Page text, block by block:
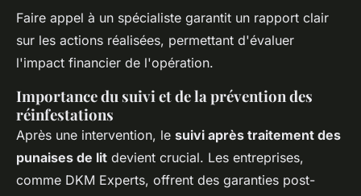
Faire appel à un spécialiste garantit un rapport clair
sur les actions réalisées, permettant d'évaluer
l'impact financier de l'opération.
Importance du suivi et de la prévention des
réinfestations
Après une intervention, le suivi après traitement des
punaises de lit devient crucial. Les entreprises,
comme DKM Experts, offrent des garanties post-